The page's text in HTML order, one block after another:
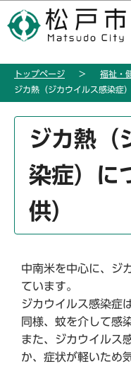
の
ー
このペ
トップページ 福祉・
ジカ熱（ジカウイルス感染症
ジカ熱（
染症）に
供）
中南米を中心に、ジ
ています。
ジカウイルス感染症
同様、蚊を介して感
また、ジカウイルス
か、症状が軽いため